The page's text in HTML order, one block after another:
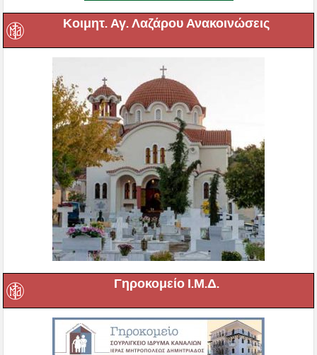
Κοιμητ. Αγ. Λαζάρου Ανακοινώσεις
Γηροκομείο Ι.Μ.Δ.